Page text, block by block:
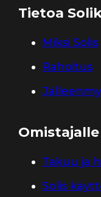
Tietoa
Miksi Solis
Rahoitus
Omistajalle
Takuu ja
Solis